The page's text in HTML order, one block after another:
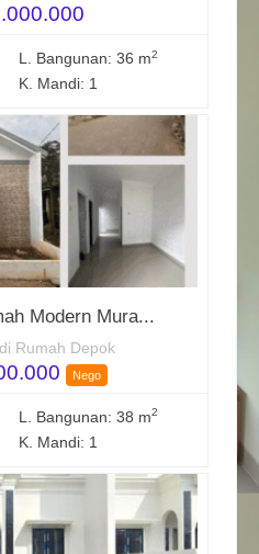
L. Bangunan: 36 m2
K. Mandi: 1
Modern Mura...
di Rumah Depok
Nego
L. Bangunan: 38 m2
K. Mandi: 1